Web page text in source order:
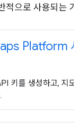
적으로 사용되는
Platform
키를 생성하고, 지